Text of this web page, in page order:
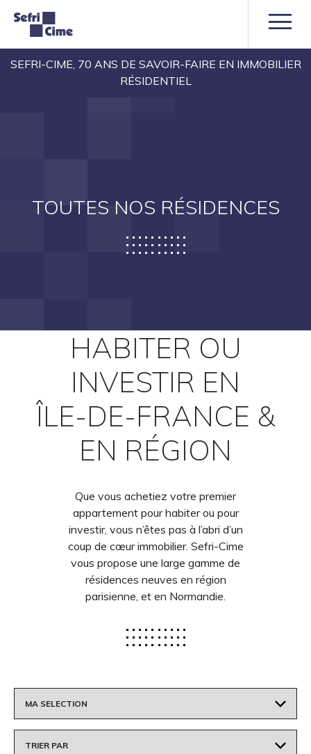
SEFRI-CIME, 70 ANS DE SAVOIR-FAIRE EN IMMOBILIER
RÉSIDENTIEL
TOUTES NOS RÉSIDENCES
HABITER OU
INVESTIR EN
ÎLE-DE-FRANCE &
EN RÉGION
Que vous achetiez votre premier
appartement pour habiter ou pour
investir, vous n’êtes pas à l’abri d’un
coup de cœur immobilier. Sefri-Cime
vous propose une large gamme de
résidences neuves en région
parisienne, et en Normandie.